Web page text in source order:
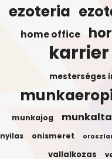
ezoteria
home office
karrier
mesterséges
munkajog
nyilas onismeret
vallalkozas